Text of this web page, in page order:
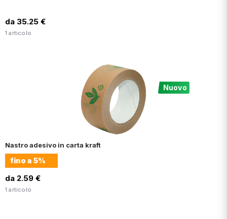
da 35.25 €
1 articolo
Nuovo
Nastro adesivo in carta kraft
fino a 5%
da 2.59 €
1 articolo